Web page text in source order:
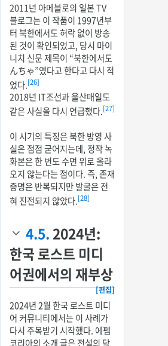
2011년 아메블로의 일본 TV
블로그는 이 작품이 1997년부
터 북한에서도 허락 없이 방송
된 것이 확인되었고, 당시 마이
니치 신문 제목이 “북한에서도
んちゃ”였다고 한다고 다시 적
었다.[26]
2018년 IT조선과 울산매일도
같은 사실을 다시 언급했다.[27]
이 시기의 특징은 북한 방영 사
실은 점점 굳어지는데, 정작 녹
화본은 한 번도 수면 위로 올라
오지 않는다는 점이다. 즉, 존재
증명은 반복되지만 발굴은 전
혀 진전되지 않았다.[28]
4.5. 2024년:
한국 로스트 미디
어권에서의 재부상
[편집]
2024년 2월 한국 로스트 미디
어 커뮤니티에서는 이 사례가
다시 주목받기 시작했다. 에펨
코리아의 소개 글은 전설의 닥